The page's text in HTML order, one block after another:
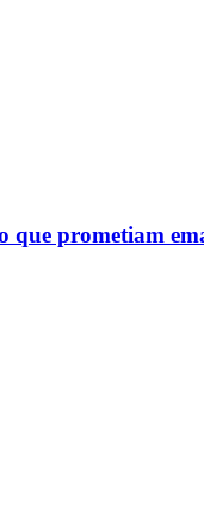
prometiam